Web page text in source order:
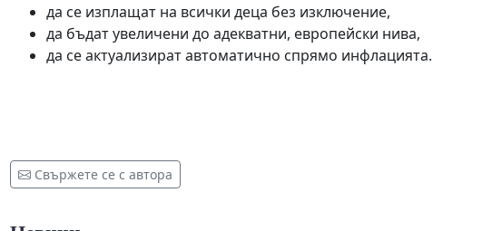
да се изплащат на всички деца без изключение,
да бъдат увеличени до адекватни, европейски нива,
да се актуализират автоматично спрямо инфлацията.
Свържете се с автора